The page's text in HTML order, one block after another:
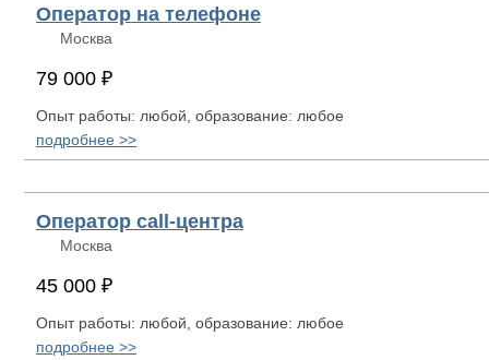
Оператор на телефоне
Москва
79 000 ₽
Опыт работы: любой, образование: любое
подробнее >>
Оператор call-центра
Москва
45 000 ₽
Опыт работы: любой, образование: любое
подробнее >>